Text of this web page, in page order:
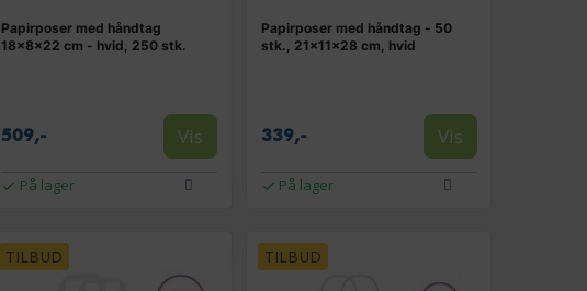
Papirposer med håndtag
18×8×22 cm - hvid, 250 stk.
509,- Vis
På lager
Papirposer med håndtag - 50
stk., 21×11×28 cm, hvid
339,- Vis
På lager
TILBUD TILBUD